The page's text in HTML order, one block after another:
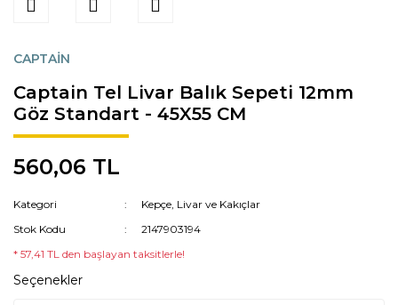
CAPTAİN
Captain Tel Livar Balık Sepeti 12mm
Göz Standart - 45X55 CM
560,06 TL
Kategori
Kepçe, Livar ve Kakıçlar
Stok Kodu
2147903194
* 57,41 TL den başlayan taksitlerle!
Seçenekler